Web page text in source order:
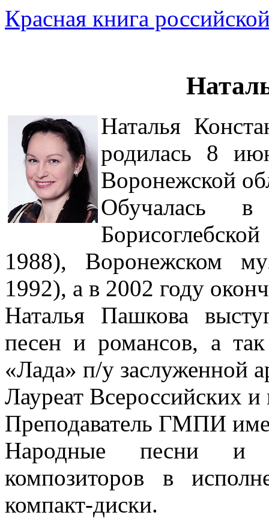
Красная книга
Наталья
родилась 8
Воронежской
Обучалась в
1988), Воронежском
1992), а в 2002 году
Наталья Пашкова
песен и романсов, а
«Лада» п/у заслуженной
Лауреат Всероссийских
Преподаватель ГМПИ
Народные песни и
композиторов в
компакт-диски.